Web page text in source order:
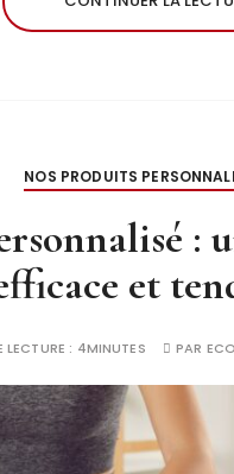
NOS PRODUITS
et
LECTURE : 4MINUTES PAR